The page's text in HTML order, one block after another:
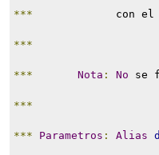
*** con el
***
*** Nota : No se
***
*** Parametros : Alias